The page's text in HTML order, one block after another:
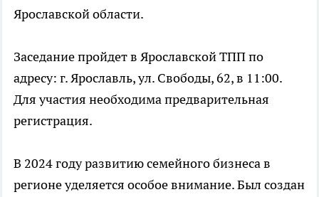
Ярославской области.
Заседание пройдет в Ярославской ТПП по
адресу: г. Ярославль, ул. Свободы, 62, в 11:00.
Для участия необходима предварительная
регистрация.
В 2024 году развитию семейного бизнеса в
регионе уделяется особое внимание. Был создан